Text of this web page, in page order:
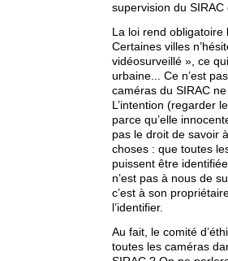
supervision du
La loi rend obligatoire
Certaines villes
vidéosurveillé », ce
urbaine... Ce n’est
caméras du SIRAC
L’intention (regarder
parce qu’elle
pas le droit de savoir
choses : que toutes
puissent être
n’est pas à nous de
c’est à son
l’identifier.
Au fait, le comité
toutes les caméras